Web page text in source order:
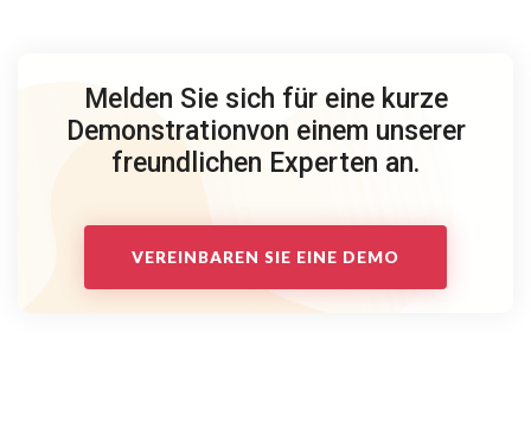
Melden Sie sich für eine kurze
Demonstrationvon einem unserer
freundlichen Experten an.
VEREINBAREN SIE EINE DEMO